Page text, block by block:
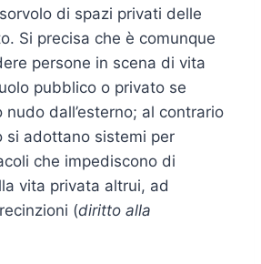
di spazi privati delle
Si precisa che è comunque
persone in scena di vita
pubblico o privato se
dall’esterno; al contrario
si adottano sistemi per
che impediscono di
vita privata altrui, ad
(diritto alla